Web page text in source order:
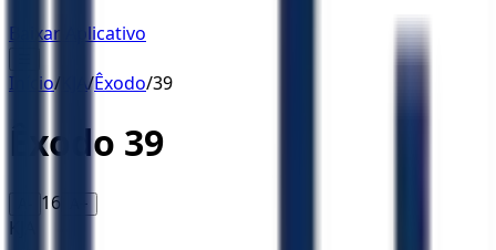
Baixar Aplicativo
Início/ KJA/Êxodo/39
Êxodo 39
16 A+
KJA